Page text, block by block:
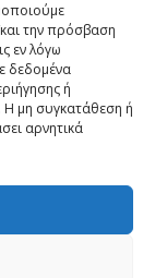
την πρόσβαση
εν λόγω
δεδομένα
ή
Η μη συγκατάθεση ή
αρνητικά